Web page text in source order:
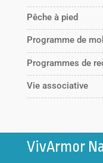
Pêche à pied
Programme de
Programmes de
Vie associative
VivArmor